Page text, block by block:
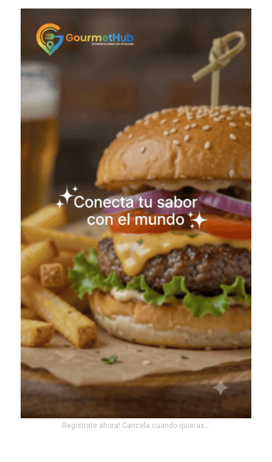
Registrate ahora! Cancela cuando quieras...